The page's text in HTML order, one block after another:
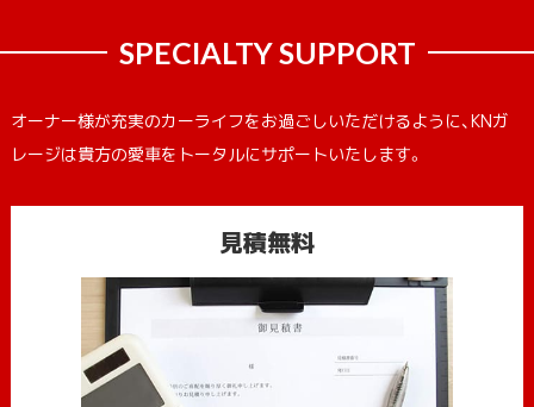
SPECIALTY SUPPORT
オーナー様が充実のカーライフをお過ごしいただけるように、KNガ
レージは貴方の愛車をトータルにサポートいたします。
見積無料